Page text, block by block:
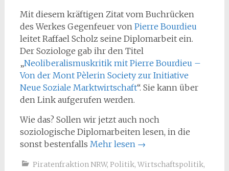
Mit diesem kräftigen Zitat vom Buchrücken
des Werkes Gegenfeuer von Pierre Bourdieu
leitet Raffael Scholz seine Diplomarbeit ein.
Der Soziologe gab ihr den Titel
„Neoliberalismuskritik mit Pierre Bourdieu –
Von der Mont Pèlerin Society zur Initiative
Neue Soziale Marktwirtschaft“. Sie kann über
den Link aufgerufen werden.
Wie das? Sollen wir jetzt auch noch
soziologische Diplomarbeiten lesen, in die
sonst bestenfalls Mehr lesen →
Piratenfraktion NRW, Politik, Wirtschaftspolitik,